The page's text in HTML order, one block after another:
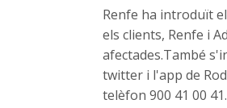
Renfe ha introduït
els clients, Renfe i
afectades.També
twitter i l'app de
telèfon 900 41 00 41.